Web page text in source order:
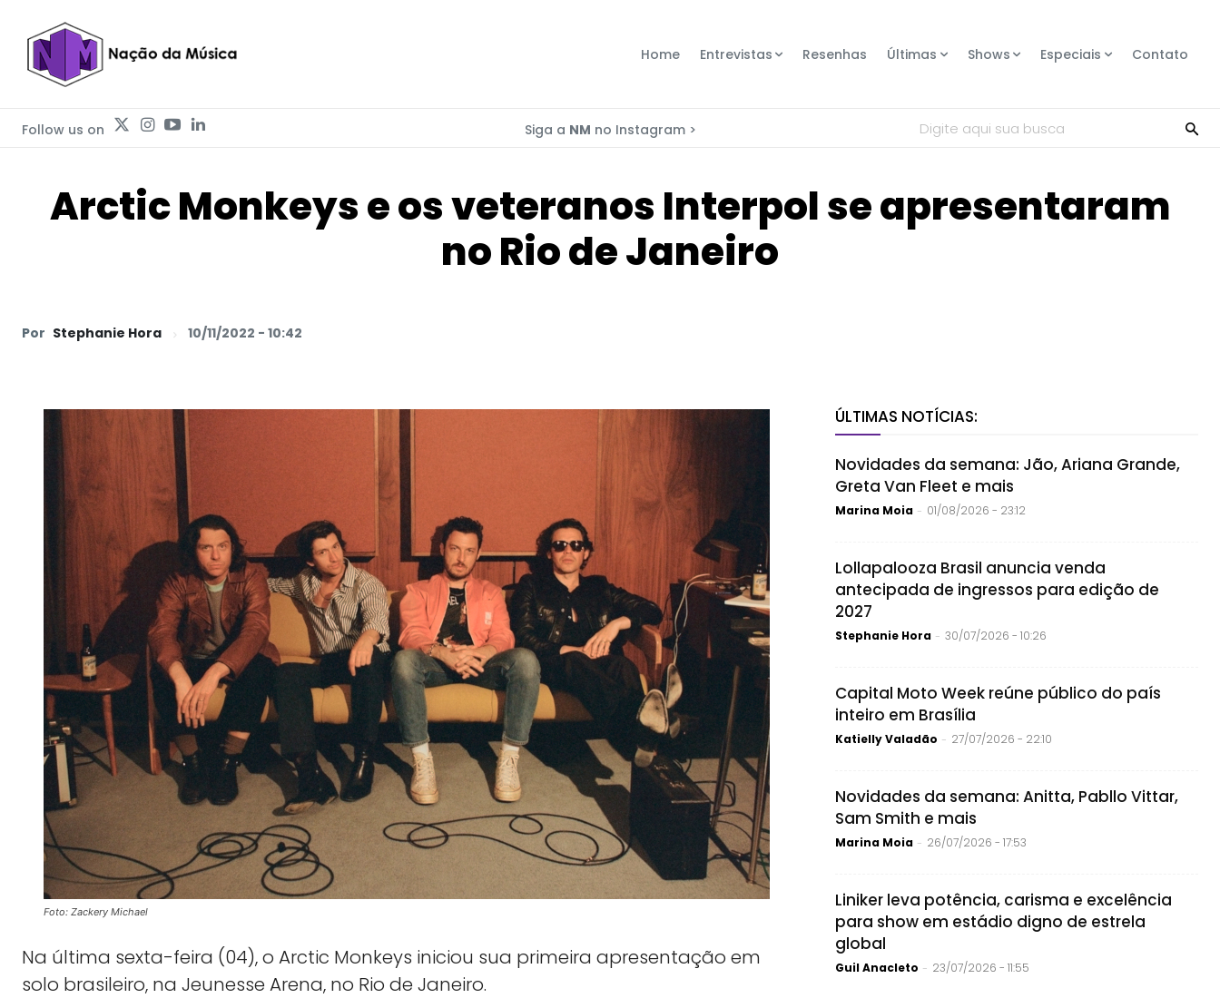
Home Entrevistas Resenhas Últimas Shows Especiais Contato
Follow us on Siga a NM no Instagram > Digite aqui sua busca
Arctic Monkeys e os veteranos Interpol se apresentaram
no Rio de Janeiro
Por Stephanie Hora 10/11/2022 - 10:42
Foto: Zackery Michael
Na última sexta-feira (04), o Arctic Monkeys iniciou sua primeira apresentação em
solo brasileiro, na Jeunesse Arena, no Rio de Janeiro.
ÚLTIMAS NOTÍCIAS:
Novidades da semana: Jão, Ariana Grande,
Greta Van Fleet e mais
Marina Moia - 01/08/2026 - 23:12
Lollapalooza Brasil anuncia venda
antecipada de ingressos para edição de
2027
Stephanie Hora - 30/07/2026 - 10:26
Capital Moto Week reúne público do país
inteiro em Brasília
Katielly Valadão - 27/07/2026 - 22:10
Novidades da semana: Anitta, Pabllo Vittar,
Sam Smith e mais
Marina Moia - 26/07/2026 - 17:53
Liniker leva potência, carisma e excelência
para show em estádio digno de estrela
global
Guil Anacleto - 23/07/2026 - 11:55